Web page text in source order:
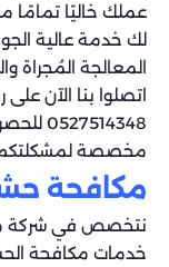
عملك خاليًا تمامًا
لك خدمة عالية
المعالجة المُجراة
اتصلوا بنا الآن
مخصصة
مكافحة
نتخصص في شركة
خدمات مكافحة